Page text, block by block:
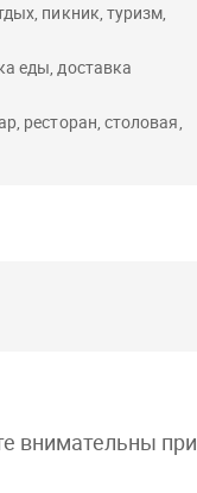
пикник, туризм,
еды, доставка
ресторан, столовая,
внимательны